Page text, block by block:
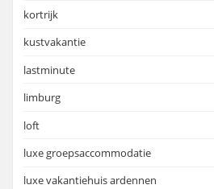
kortrijk
kustvakantie
lastminute
limburg
loft
luxe groepsaccommodatie
luxe vakantiehuis ardennen